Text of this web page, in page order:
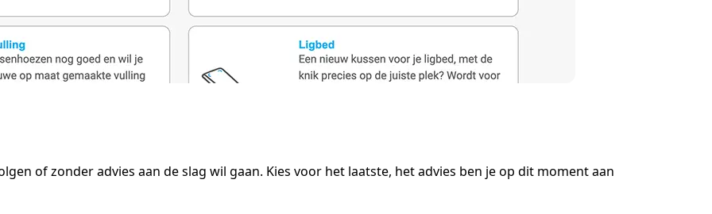
of zonder advies aan de slag wil gaan. Kies voor het laatste, het advies ben je op dit moment aan